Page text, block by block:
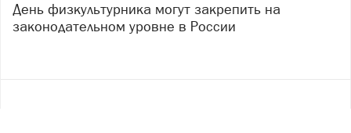
День физкультурника могут закрепить на
законодательном уровне в России